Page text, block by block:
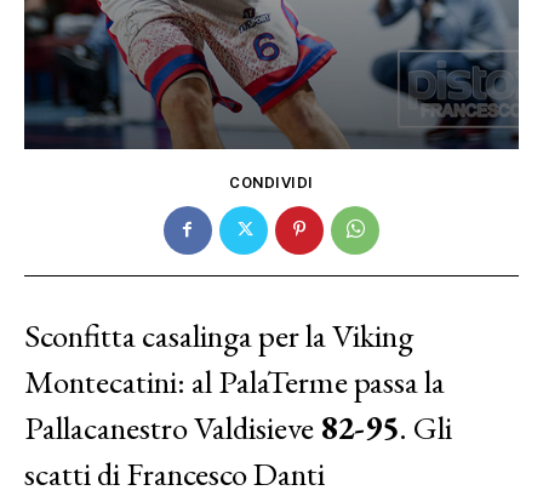
CONDIVIDI
Sconfitta casalinga per la Viking
Montecatini: al PalaTerme passa la
Pallacanestro Valdisieve 82-95. Gli
scatti di Francesco Danti